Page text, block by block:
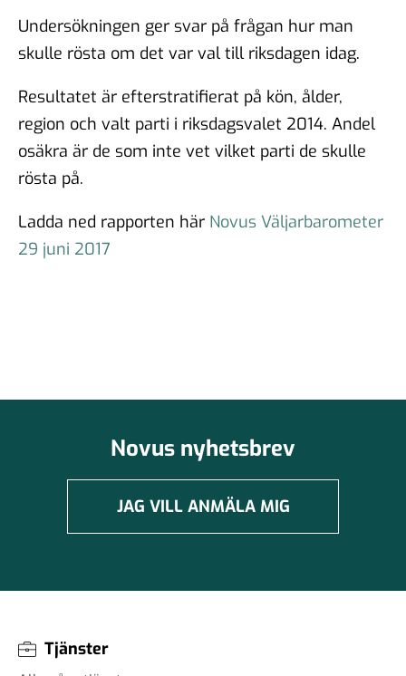
Undersökningen ger svar på frågan hur man
skulle rösta om det var val till riksdagen idag.
Resultatet är efterstratifierat på kön, ålder,
region och valt parti i riksdagsvalet 2014. Andel
osäkra är de som inte vet vilket parti de skulle
rösta på.
Ladda ned rapporten här Novus Väljarbarometer
29 juni 2017
Novus nyhetsbrev
JAG VILL ANMÄLA MIG
Tjänster